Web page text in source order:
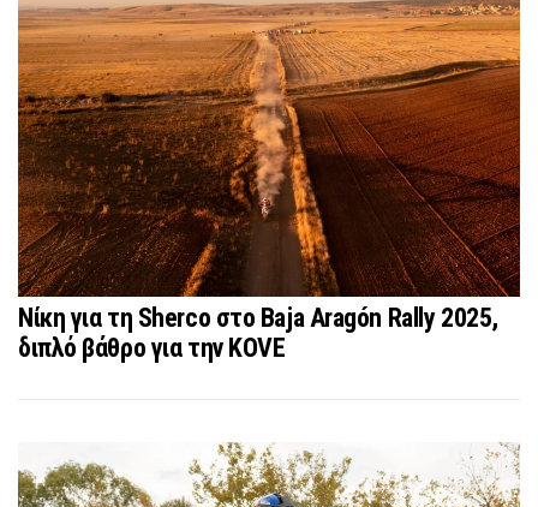
Νίκη για τη Sherco στο Baja Aragón Rally 2025,
διπλό βάθρο για την KOVE